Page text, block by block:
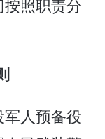
照职责分
人预备役